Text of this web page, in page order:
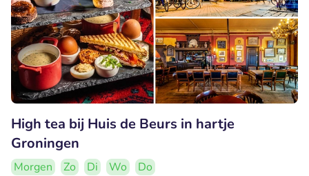
High tea bij Huis de Beurs in hartje
Groningen
Morgen Zo Di Wo
Do